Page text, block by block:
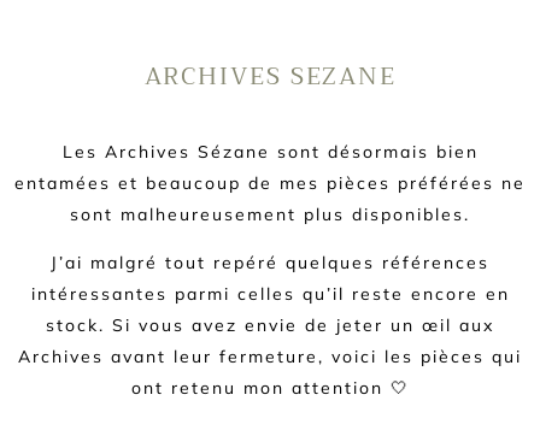
ARCHIVES SEZANE
Les Archives Sézane sont désormais bien
entamées et beaucoup de mes pièces préférées ne
sont malheureusement plus disponibles.
J’ai malgré tout repéré quelques références
intéressantes parmi celles qu’il reste encore en
stock. Si vous avez envie de jeter un œil aux
Archives avant leur fermeture, voici les pièces qui
ont retenu mon attention 🤍